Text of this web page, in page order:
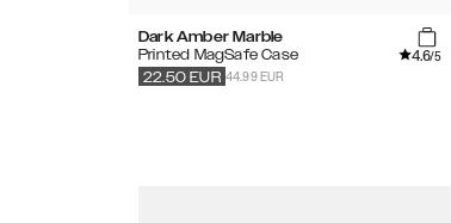
Dark Amber Marble
Printed MagSafe Case
4.6/5
44.99 EUR
22.50 EUR